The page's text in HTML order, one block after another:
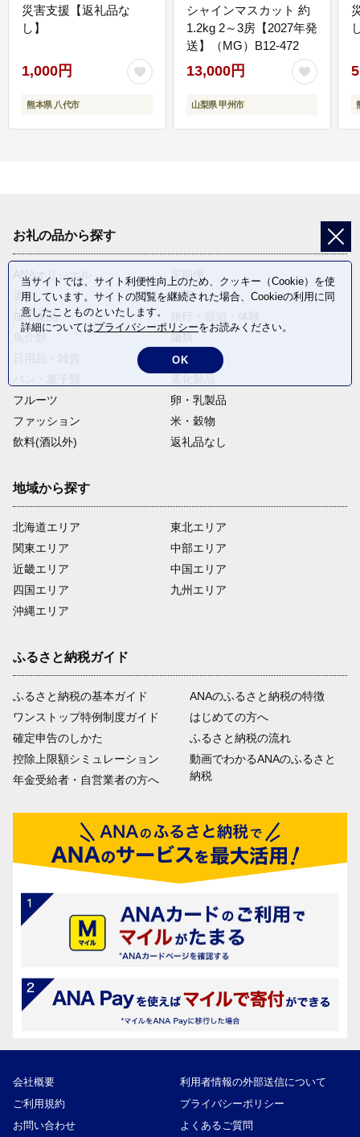
災害支援【返礼品な
し】
1,000円
熊本県 八代市
シャインマスカット 約
1.2kg 2～3房【2027年発
送】（MG）B12-472
13,000円
山梨県 甲州市
お礼の品から探す
ANAオリジナル
定期便
酒
肉類
加工食品
野菜
フルーツ
卵・乳製品
ファッション
米・穀物
飲料(酒以外)
返礼品なし
地域から探す
北海道エリア
関東エリア
近畿エリア
四国エリア
沖縄エリア
東北エリア
中部エリア
中国エリア
九州エリア
ふるさと納税ガイド
ふるさと納税の基本ガイド
ワンストップ特例制度ガイド
確定申告のしかた
控除上限額シミュレーション
年金受給者・自営業者の方へ
ANAのふるさと納税の特徴
はじめての方へ
ふるさと納税の流れ
動画でわかるANAのふるさと
納税
会社概要
利用者情報の外部送信について
ご利用規約
プライバシーポリシー
お問い合わせ
よくあるご質問
当サイトでは、サイト利便性向上のため、クッキー（Cookie）を使
用しています。サイトの閲覧を継続された場合、Cookieの利用に同
意したことものといたします。
詳細についてはプライバシーポリシーをお読みください。
OK